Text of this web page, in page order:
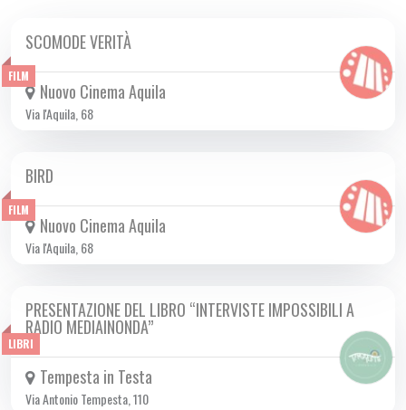
FILM
DA GIO 29/05 A MER 11/06 2025
SCOMODE VERITÀ
Nuovo Cinema Aquila
Via l'Aquila, 68
FILM
DA GIO 08/05 A MER 04/06 2025
BIRD
Nuovo Cinema Aquila
Via l'Aquila, 68
LIBRI
MAR 03/06 2025
PRESENTAZIONE DEL LIBRO “INTERVISTE IMPOSSIBILI A
RADIO MEDIAINONDA”
Tempesta in Testa
Via Antonio Tempesta, 110